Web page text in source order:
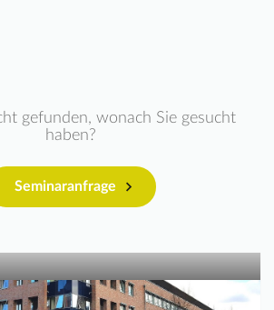
gefunden, wonach Sie gesucht
haben?
Seminaranfrage